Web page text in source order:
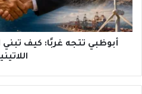
نفوذها
في
أميركا
اللاتينية؟أبوظبي تتجه غربًا: كيف تبني